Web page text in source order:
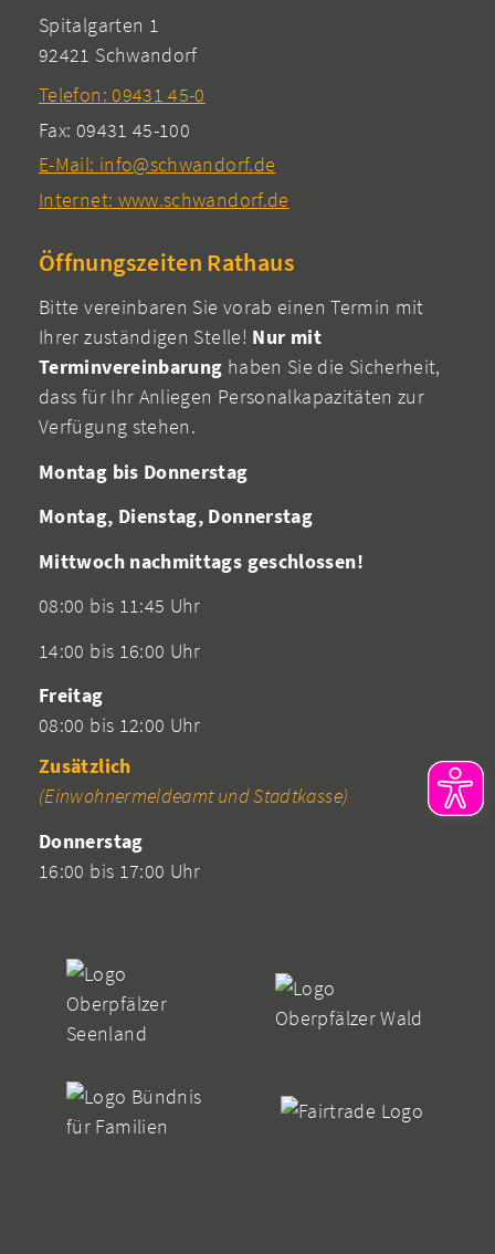
Spitalgarten 1
92421 Schwandorf
Telefon: 09431 45-0
Fax: 09431 45-100
E-Mail: info@schwandorf.de
Internet: www.schwandorf.de
Öffnungszeiten Rathaus
Bitte vereinbaren Sie vorab einen Termin mit
Ihrer zuständigen Stelle! Nur mit
Terminvereinbarung haben Sie die Sicherheit,
dass für Ihr Anliegen Personalkapazitäten zur
Verfügung stehen.
Montag bis Donnerstag
Montag, Dienstag, Donnerstag
Mittwoch nachmittags geschlossen!
08:00 bis 11:45 Uhr
14:00 bis 16:00 Uhr
Freitag
08:00 bis 12:00 Uhr
Zusätzlich
(Einwohnermeldeamt und Stadtkasse)
Donnerstag
16:00 bis 17:00 Uhr